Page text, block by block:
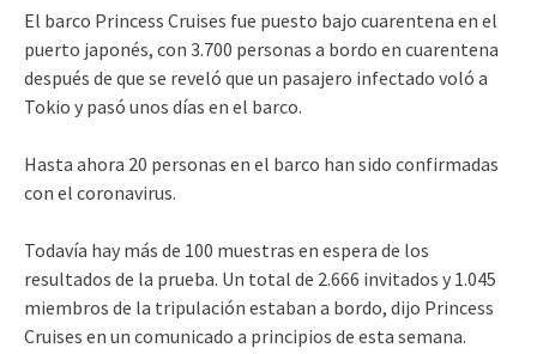
El barco Princess Cruises fue puesto bajo cuarentena en el
puerto japonés, con 3.700 personas a bordo en cuarentena
después de que se reveló que un pasajero infectado voló a
Tokio y pasó unos días en el barco.
Hasta ahora 20 personas en el barco han sido confirmadas
con el coronavirus.
Todavía hay más de 100 muestras en espera de los
resultados de la prueba. Un total de 2.666 invitados y 1.045
miembros de la tripulación estaban a bordo, dijo Princess
Cruises en un comunicado a principios de esta semana.